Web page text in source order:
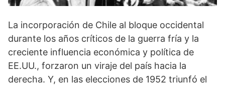
La incorporación de Chile al bloque occidental
durante los años críticos de la guerra fría y la
creciente influencia económica y política de
EE.UU., forzaron un viraje del país hacia la
derecha. Y, en las elecciones de 1952 triunfó el